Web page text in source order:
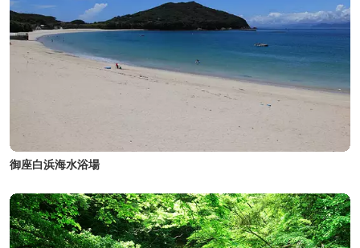
御座白浜海水浴場